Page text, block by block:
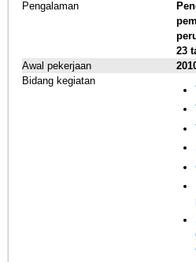
Pengalaman
23
Awal pekerjaan
Bidang kegiatan